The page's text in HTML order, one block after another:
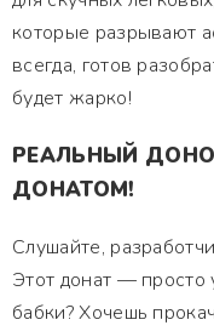
которые разрывают
всегда, готов
будет жарко!
РЕАЛЬНЫЙ
ДОНАТОМ!
Слушайте,
Этот донат — просто
бабки? Хочешь